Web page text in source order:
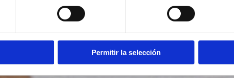
Permitir la selección